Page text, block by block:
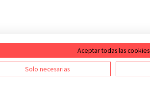
Contacto
Aceptar todas las cookies
Solo necesarias